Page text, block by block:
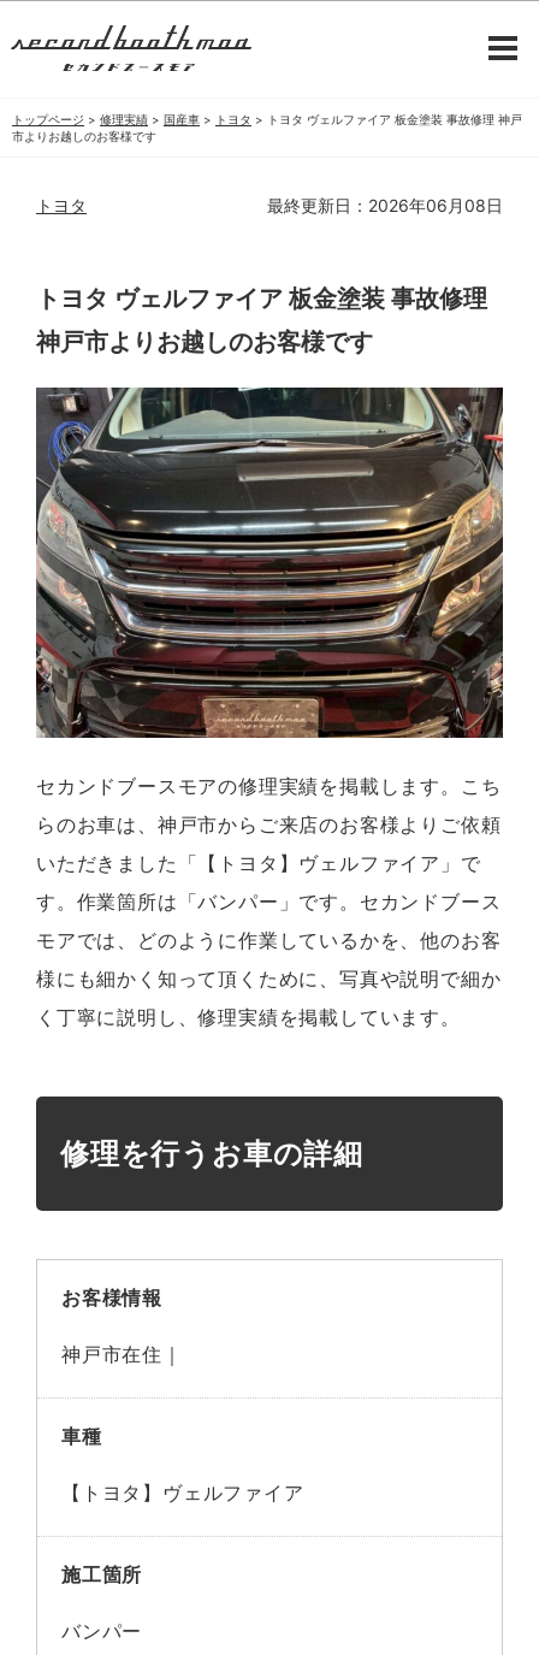
トップページ > 修理実績 > 国産車 > トヨタ > トヨタ ヴェルファイア 板金塗装 事故修理 神戸
市よりお越しのお客様です
トヨタ 最終更新日：2026年06月08日
トヨタ ヴェルファイア 板金塗装 事故修理
神戸市よりお越しのお客様です
セカンドブースモアの修理実績を掲載します。こち
らのお車は、神戸市からご来店のお客様よりご依頼
いただきました「【トヨタ】ヴェルファイア」で
す。作業箇所は「バンパー」です。セカンドブース
モアでは、どのように作業しているかを、他のお客
様にも細かく知って頂くために、写真や説明で細か
く丁寧に説明し、修理実績を掲載しています。
修理を行うお車の詳細
お客様情報
神戸市在住｜
車種
【トヨタ】ヴェルファイア
施工箇所
バンパー